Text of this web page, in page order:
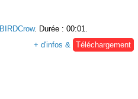
BIRDCrow. Durée : 00:01.
+ d'infos & Téléchargement